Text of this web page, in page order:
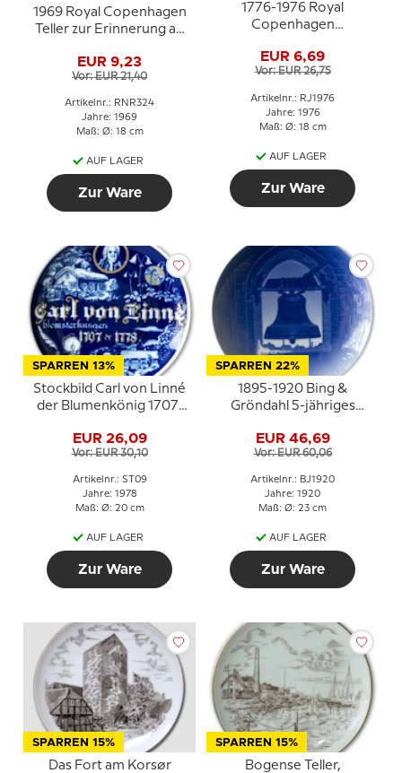
1969 Royal Copenhagen
Teller zur Erinnerung an
VICTORIA SPATII 1969
(Eroberung des
Weltraums)
EUR 9,23
Vor: EUR 21,40
Artikelnr.: RNR324
Jahre: 1969
Maß: Ø: 18 cm
AUF LAGER
Zur Ware
1776-1976 Royal
Copenhagen
Gedenkteller der
Zweihundertjahrfeier
der Vereinigten Staaten
von Amerika.
EUR 6,69
Vor: EUR 26,75
Artikelnr.: RJ1976
Jahre: 1976
Maß: Ø: 18 cm
AUF LAGER
Zur Ware
SPARREN 13%
Stockbild Carl von Linné
der Blumenkönig 1707-
EUR 26,09
Vor: EUR 30,10
Artikelnr.: ST09
Jahre: 1978
Maß: Ø: 20 cm
AUF LAGER
Zur Ware
SPARREN 22%
1895-1920 Bing &
Gröndahl 5-jähriges
EUR 46,69
Vor: EUR 60,06
Artikelnr.: BJ1920
Jahre: 1920
Maß: Ø: 23 cm
AUF LAGER
Zur Ware
SPARREN 15%
Das Fort am Korsør
SPARREN 15%
Bogense Teller,